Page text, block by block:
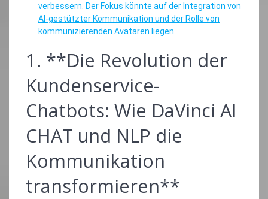
verbessern. Der Fokus könnte auf der Integration von
AI-gestützter Kommunikation und der Rolle von
kommunizierenden Avataren liegen.
1. **Die Revolution der
Kundenservice-
Chatbots: Wie DaVinci AI
CHAT und NLP die
Kommunikation
transformieren**